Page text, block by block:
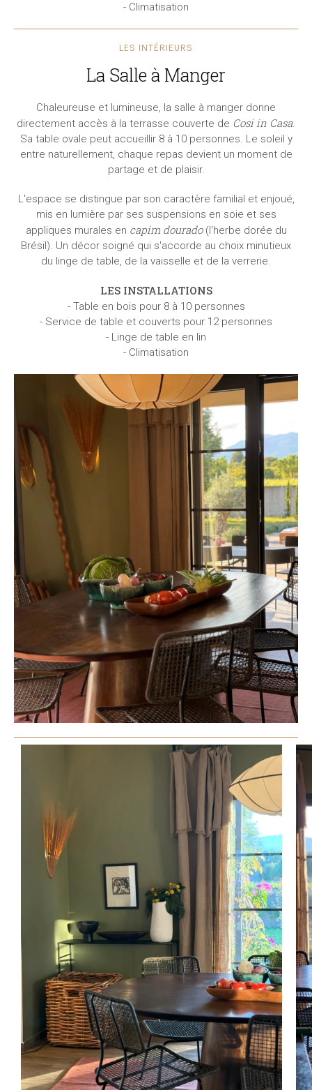
- Climatisation
LES INTÉRIEURS
La Salle à Manger
Chaleureuse et lumineuse, la salle à manger donne
directement accès à la terrasse couverte de Cosi in Casa.
Sa table ovale peut accueillir 8 à 10 personnes. Le soleil y
entre naturellement, chaque repas devient un moment de
partage et de plaisir.
L'espace se distingue par son caractère familial et enjoué,
mis en lumière par ses suspensions en soie et ses
appliques murales en capim dourado(l'herbe dorée du
Brésil). Un décor soigné qui s'accorde au choix minutieux
du linge de table, de la vaisselle et de la verrerie.
LES INSTALLATIONS
- Table en bois pour 8 à 10 personnes
- Service de table et couverts pour 12 personnes
- Linge de table en lin
- Climatisation